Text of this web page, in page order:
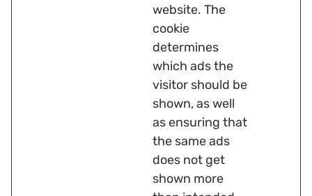
website. The
cookie
determines
which ads the
visitor should be
shown, as well
as ensuring that
the same ads
does not get
shown more